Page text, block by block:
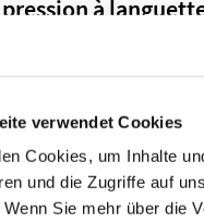
verwendet Cookies
Cookies, um Inhalte
und die Zugriffe auf
Sie mehr über die
à
rapide. Avec une lamelle